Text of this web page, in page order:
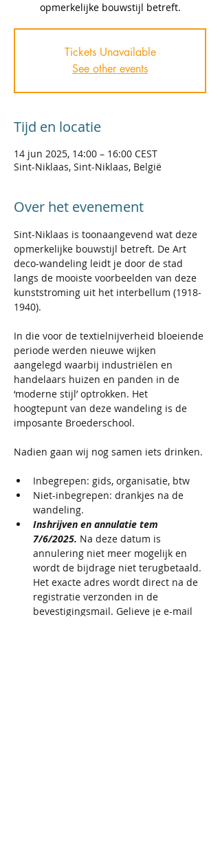
opmerkelijke bouwstijl betreft.
Tickets Unavailable
See other events
Tijd en locatie
14 jun 2025, 14:00 – 16:00 CEST
Sint-Niklaas, Sint-Niklaas, België
Over het evenement
Sint-Niklaas is toonaangevend wat deze
opmerkelijke bouwstijl betreft. De Art
deco-wandeling leidt je door de stad
langs de mooiste voorbeelden van deze
kunststroming uit het interbellum (1918-
1940).
In die voor de textielnijverheid bloeiende
periode werden nieuwe wijken
aangelegd waarbij industriëlen en
handelaars huizen en panden in de
‘moderne stijl’ optrokken. Het
hoogtepunt van deze wandeling is de
imposante Broederschool.
Nadien gaan wij nog samen iets drinken.
Inbegrepen: gids, organisatie, btw
Niet-inbegrepen: drankjes na de
wandeling.
Inshrijven en annulatie tem
7/6/2025. Na deze datum is
annulering niet meer mogelijk en
wordt de bijdrage niet terugbetaald.
Het exacte adres wordt direct na de
registratie verzonden in de
bevestigingsmail. Gelieve je e-mail